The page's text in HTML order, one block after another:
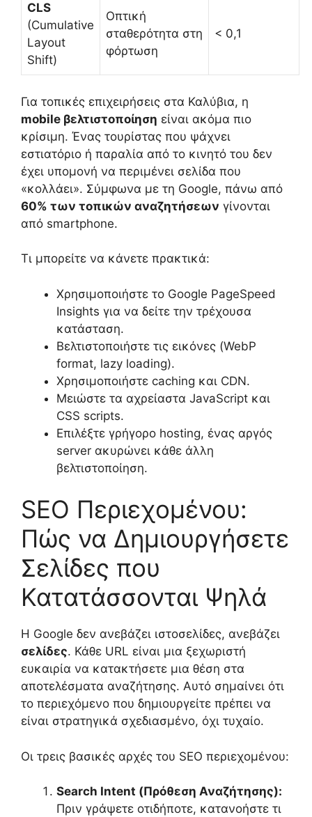
CLS
(Cumulative
Layout
Shift)
Οπτική
σταθερότητα στη
φόρτωση
< 0,1
Για τοπικές επιχειρήσεις στα Καλύβια, η
mobile βελτιστοποίηση είναι ακόμα πιο
κρίσιμη. Ένας τουρίστας που ψάχνει
εστιατόριο ή παραλία από το κινητό του δεν
έχει υπομονή να περιμένει σελίδα που
«κολλάει». Σύμφωνα με τη Google, πάνω από
60% των τοπικών αναζητήσεων γίνονται
από smartphone.
Τι μπορείτε να κάνετε πρακτικά:
Χρησιμοποιήστε το Google PageSpeed
Insights για να δείτε την τρέχουσα
κατάσταση.
Βελτιστοποιήστε τις εικόνες (WebP
format, lazy loading).
Χρησιμοποιήστε caching και CDN.
Μειώστε τα αχρείαστα JavaScript και
CSS scripts.
Επιλέξτε γρήγορο hosting, ένας αργός
server ακυρώνει κάθε άλλη
βελτιστοποίηση.
SEO Περιεχομένου:
Πώς να Δημιουργήσετε
Σελίδες που
Κατατάσσονται Ψηλά
Η Google δεν ανεβάζει ιστοσελίδες, ανεβάζει
σελίδες. Κάθε URL είναι μια ξεχωριστή
ευκαιρία να κατακτήσετε μια θέση στα
αποτελέσματα αναζήτησης. Αυτό σημαίνει ότι
το περιεχόμενο που δημιουργείτε πρέπει να
είναι στρατηγικά σχεδιασμένο, όχι τυχαίο.
Οι τρεις βασικές αρχές του SEO περιεχομένου:
Search Intent (Πρόθεση Αναζήτησης):
Πριν γράψετε οτιδήποτε, κατανοήστε τι